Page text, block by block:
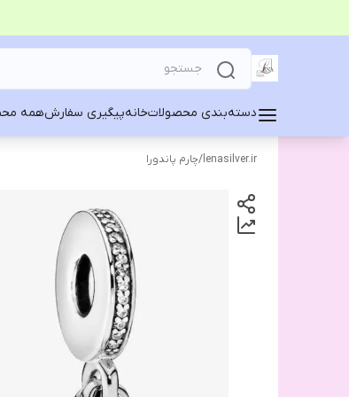
دسته‌بندی محصولاتخانهپیگیری سفارشهمه
lenasilver.ir
/چارم پاندورا